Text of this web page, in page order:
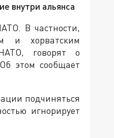
внутри альянса
В частности,
и хорватским
говорят о
этом сообщает
подчиняться
игнорирует